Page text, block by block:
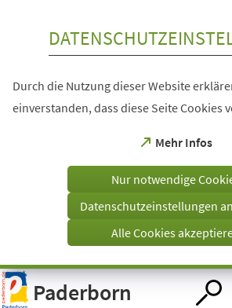
Visuelle
Assistenzsoftware
öffnen.
Durch die Nutzung dieser Website
einverstanden, dass diese Seite Cookies
Mehr Infos
(Öffnet
einem
Tab)
Nur notwendige
Datenschutzeinstellungen
Alle Cookies
Paderborn